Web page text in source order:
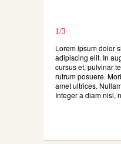
1/3
Lorem ipsum dolor
adipiscing elit. In
cursus et, pulvinar
rutrum posuere.
amet ultrices.
Integer a diam nisi,